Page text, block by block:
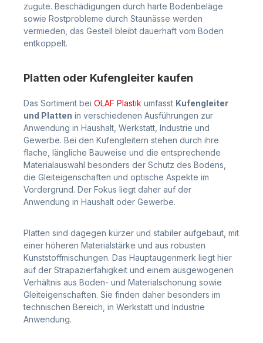
zugute. Beschädigungen durch harte Bodenbeläge
sowie Rostprobleme durch Staunässe werden
vermieden, das Gestell bleibt dauerhaft vom Boden
entkoppelt.
Platten oder Kufengleiter kaufen
Das Sortiment bei OLAF Plastik umfasst Kufengleiter
und Platten in verschiedenen Ausführungen zur
Anwendung in Haushalt, Werkstatt, Industrie und
Gewerbe. Bei den Kufengleitern stehen durch ihre
flache, längliche Bauweise und die entsprechende
Materialauswahl besonders der Schutz des Bodens,
die Gleiteigenschaften und optische Aspekte im
Vordergrund. Der Fokus liegt daher auf der
Anwendung in Haushalt oder Gewerbe.
Platten sind dagegen kürzer und stabiler aufgebaut, mit
einer höheren Materialstärke und aus robusten
Kunststoffmischungen. Das Hauptaugenmerk liegt hier
auf der Strapazierfähigkeit und einem ausgewogenen
Verhältnis aus Boden- und Materialschonung sowie
Gleiteigenschaften. Sie finden daher besonders im
technischen Bereich, in Werkstatt und Industrie
Anwendung.